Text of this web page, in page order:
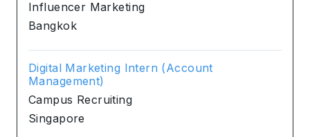
Influencer Marketing
Bangkok
Digital Marketing Intern (Account
Management)
Campus Recruiting
Singapore